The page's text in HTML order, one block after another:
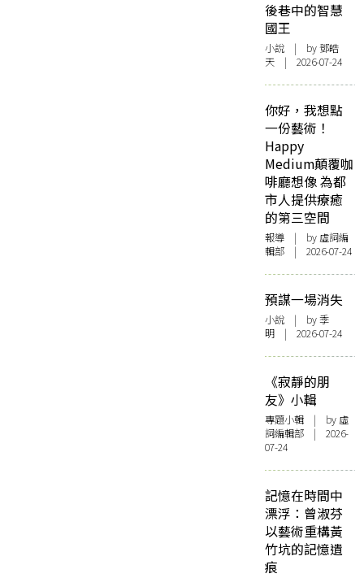
後巷中的智慧
國王
小說 | by 鄧皓
天 | 2026-07-24
你好，我想點
一份藝術！
Happy
Medium顛覆咖
啡廳想像 為都
市人提供療癒
的第三空間
報導 | by 虛詞編
輯部 | 2026-07-24
預謀一場消失
小說 | by 季
明 | 2026-07-24
《寂靜的朋
友》小輯
專題小輯 | by 虛
詞編輯部 | 2026-
07-24
記憶在時間中
漂浮：曾淑芬
以藝術重構黃
竹坑的記憶遺
痕